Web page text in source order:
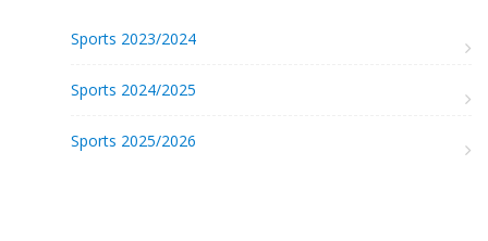
Sports 2023/2024
Sports 2024/2025
Sports 2025/2026